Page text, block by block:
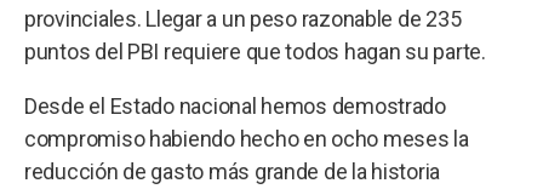
provinciales. Llegar a un peso razonable de 235
puntos del PBI requiere que todos hagan su parte.
Desde el Estado nacional hemos demostrado
compromiso habiendo hecho en ocho meses la
reducción de gasto más grande de la historia